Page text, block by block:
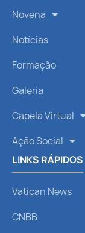
Novena
Notícias
Formação
Galeria
Capela Virtual
Ação Social
LINKS RÁPIDOS
Vatican News
CNBB